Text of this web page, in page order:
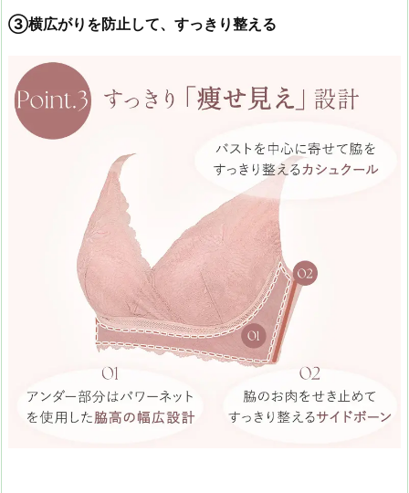
③横広がりを防止して、すっきり整える